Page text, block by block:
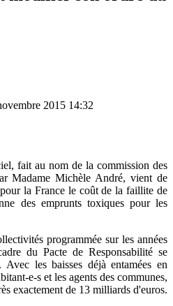
2015 14:32
fait au nom de la commission des
Madame Michèle André, vient de
la France le coût de la faillite de
des emprunts toxiques pour les
programmée sur les années
du Pacte de Responsabilité se
les baisses déjà entamées en
e-s et les agents des communes,
exactement de 13 milliards d'euros.